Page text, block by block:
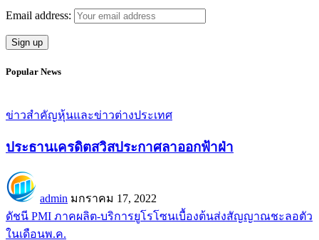
Email address:
Popular News
ข่าวสำคัญหุ้นและข่าวต่างประเทศ
ประธานเครดิตสวิสประกาศลาออกฟ้าฝ่า
admin มกราคม 17, 2022
ดัชนี PMI ภาคผลิต-บริการยูโรโซนเบื้องต้นส่งสัญญาณชะลอตัว
ในเดือนพ.ค.